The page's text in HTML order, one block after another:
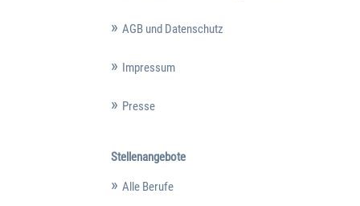
AGB und Datenschutz
Impressum
Presse
Stellenangebote
Alle Berufe